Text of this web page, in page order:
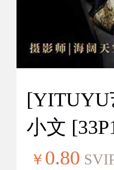
小文
￥ 0.80